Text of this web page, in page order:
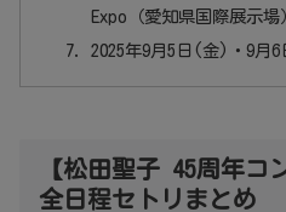
Expo（愛知県国際展示場
2025年9月5日(金)・9月
【松田聖子 45周年コ
全日程セトリまとめ